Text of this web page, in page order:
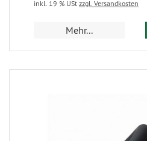
inkl. 19 % USt zzgl. Versandkosten
Mehr...